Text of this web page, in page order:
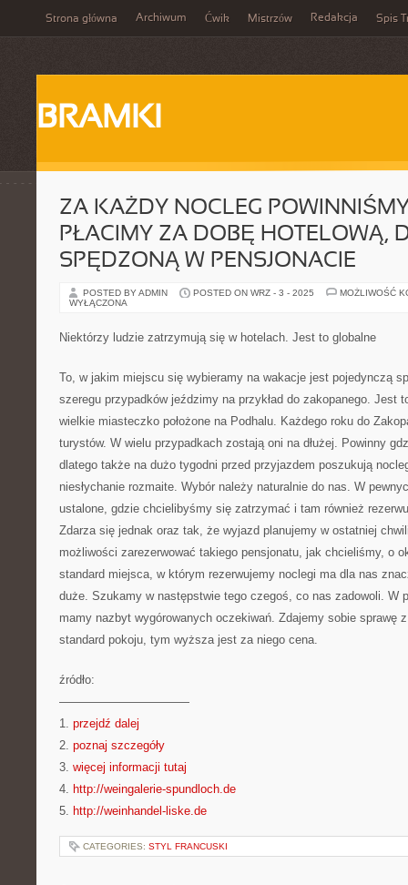
Strona główna Archiwum Ćwik Mistrzów Redakcja Spis
BRAMKI
ZA KAŻDY NOCLEG
PŁACIMY ZA DOBĘ HOTELOWĄ,
SPĘDZONĄ W PENSJONACIE
POSTED BY ADMIN POSTED ON WRZ - 3 - 2025
MOŻLIWOŚĆ
WYŁĄCZONA
Niektórzy ludzie zatrzymują się w hotelach. Jest to globalne
To, w jakim miejscu się wybieramy na wakacje jest pojedynczą
szeregu przypadków jeździmy na przykład do zakopanego. Jest
wielkie miasteczko położone na Podhalu. Każdego roku do
turystów. W wielu przypadkach zostają oni na dłużej. Powinny
dlatego także na dużo tygodni przed przyjazdem poszukują
niesłychanie rozmaite. Wybór należy naturalnie do nas. W
ustalone, gdzie chcielibyśmy się zatrzymać i tam również
Zdarza się jednak oraz tak, że wyjazd planujemy w ostatniej
możliwości zarezerwować takiego pensjonatu, jak chcieliśmy, o
standard miejsca, w którym rezerwujemy noclegi ma dla nas
duże. Szukamy w następstwie tego czegoś, co nas zadowoli. W
mamy nazbyt wygórowanych oczekiwań. Zdajemy sobie sprawę
standard pokoju, tym wyższa jest za niego cena.
źródło:
———————————
1. przejdź dalej
2. poznaj szczegóły
3. więcej informacji tutaj
4. http://weingalerie-spundloch.de
5. http://weinhandel-liske.de
CATEGORIES: STYL FRANCUSKI